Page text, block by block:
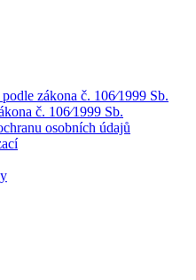
zákona č. 106⁄1999 Sb.
č. 106⁄1999 Sb.
osobních údajů